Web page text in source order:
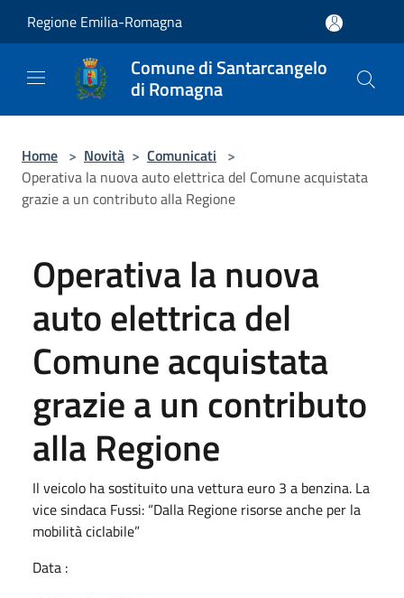
Regione Emilia-Romagna
Comune di Santarcangelo
di Romagna
Home > Novità > Comunicati >
Operativa la nuova auto elettrica del Comune acquistata
grazie a un contributo alla Regione
Operativa la nuova
auto elettrica del
Comune acquistata
grazie a un contributo
alla Regione
Il veicolo ha sostituito una vettura euro 3 a benzina. La
vice sindaca Fussi: “Dalla Regione risorse anche per la
mobilità ciclabile”
Data :